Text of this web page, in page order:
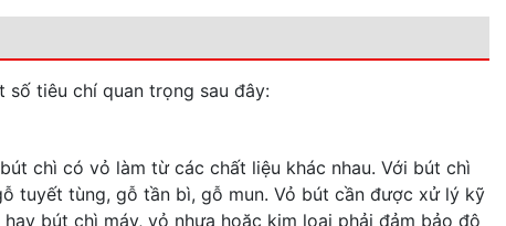
tiêu chí quan trọng sau đây:
chì có vỏ làm từ các chất liệu khác nhau. Với bút chì
tuyết tùng, gỗ tần bì, gỗ mun. Vỏ bút cần được xử lý kỹ
bút chì máy, vỏ nhựa hoặc kim loại phải đảm bảo độ